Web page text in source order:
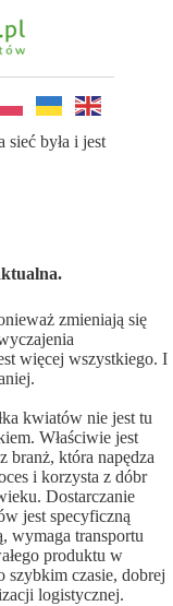
była i jest
zmieniają się
więcej wszystkiego. I
kwiatów nie jest tu
Właściwie jest
branż, która napędza
i korzysta z dóbr
Dostarczanie
jest specyficzną
wymaga transportu
produktu w
szybkim czasie, dobrej
logistycznej.